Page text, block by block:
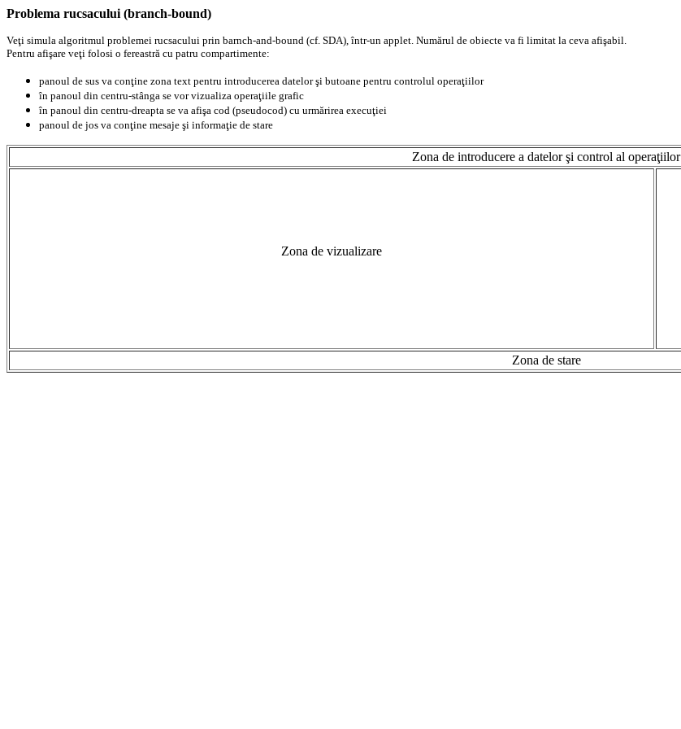
Problema rucsacului (branch-bound)
Veţi simula algoritmul problemei rucsacului prin barnch-and-bound (cf. SDA), într-un applet. Numărul de obiecte va fi limitat la ceva afişabil.
Pentru afişare veţi folosi o fereastră cu patru compartimente:
panoul de sus va conţine zona text pentru introducerea datelor şi butoane pentru controlul operaţiilor
în panoul din centru-stânga se vor vizualiza operaţiile grafic
în panoul din centru-dreapta se va afişa cod (pseudocod) cu urmărirea execuţiei
panoul de jos va conţine mesaje şi informaţie de stare
Zona de introducere a datelor şi control al operaţiilor
Zona de vizualizare
Zona de stare